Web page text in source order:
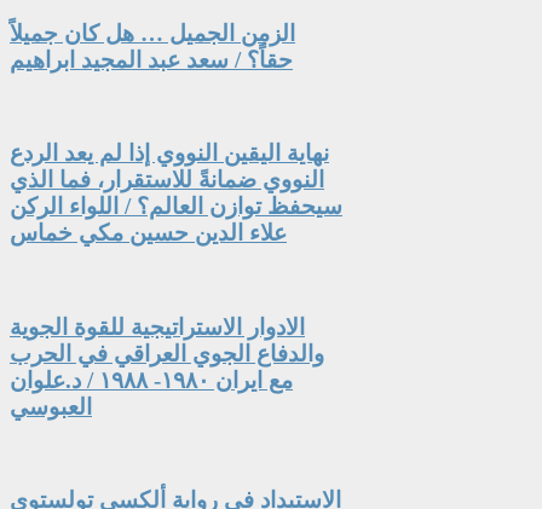
الزمن الجميل … هل كان جميلاً
حقاً؟ / سعد عبد المجيد ابراهيم
نهاية اليقين النووي إذا لم يعد الردع
النووي ضمانةً للاستقرار، فما الذي
سيحفظ توازن العالم؟ / اللواء الركن
علاء الدين حسين مكي خماس
الادوار الاستراتيجية للقوة الجوية
والدفاع الجوي العراقي في الحرب
مع ايران ١٩٨٠- ١٩٨٨ / د.علوان
العبوسي
الاستبداد في رواية ألكسي تولستوي